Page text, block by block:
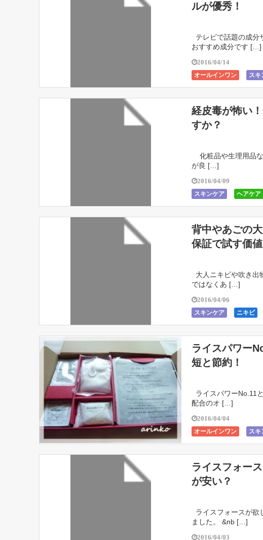
ルが優秀！
テレビで話題の成分
おすすめ成分です […]
2016/04/14
オールインワン スキ
経皮毒が怖い
すか？
化粧品や生理用品な
が良 […]
2016/04/09
スキンケア ヘアケア
背中やあごの
保証で試す価値
大人ニキビや吹き出
ではなくあ […]
2016/04/06
スキンケア ニキビ
ライスパワー
短と節約！
ライスパワーNo.11
配合のオ […]
2016/04/04
オールインワン スキ
ライスフォー
が安い？
ライスフォースが欲
ました。 &nb […]
2016/04/03